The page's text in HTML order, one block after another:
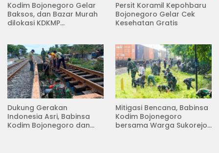
Kodim Bojonegoro Gelar
Baksos, dan Bazar Murah
dilokasi KDKMP
Persit Koramil Kepohbaru
Bojonegoro Gelar Cek
Kesehatan Gratis
Dukung Gerakan
Indonesia Asri, Babinsa
Kodim Bojonegoro dan
Mitigasi Bencana, Babinsa
Kodim Bojonegoro
bersama Warga Sukorejo